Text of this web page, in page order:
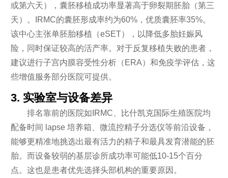
或第六天），囊胚移植成功率显著高于卵裂期胚胎（第三
天）。IRMC的囊胚形成率约为60%，优质囊胚率35%。
该中心主张单胚胎移植（eSET），以降低多胎妊娠风
险，同时保证较高的活产率。对于反复移植失败的患者，
建议进行子宫内膜容受性分析（ERA）和免疫学评估，这
些增值服务部分医院可提供。
3. 实验室与设备差异
排名靠前的医院如IRMC、比什凯克国际生殖医院均
配备时间 lapse 培养箱、微流控精子分选仪等前沿设备，
能够更精准地挑选出最有活力的精子和最具发育潜能的胚
胎。而设备较弱的基层诊所成功率可能低10-15个百分
点。这也是患者优先选择头部机构的重要原因。